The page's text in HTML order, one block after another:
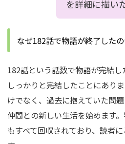
を詳細に描い
なぜ182話で物語が終了したの
182話という話数で物語が完結
しっかりと完結したことにあり
けでなく、過去に抱えていた問
仲間との新しい生活を始めます
もすべて回収されており、読者